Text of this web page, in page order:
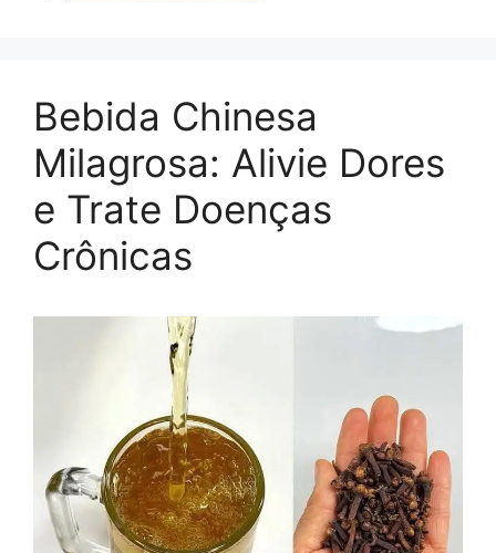
Bebida Chinesa
Milagrosa: Alivie Dores
e Trate Doenças
Crônicas